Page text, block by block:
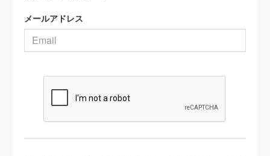
メールアドレス